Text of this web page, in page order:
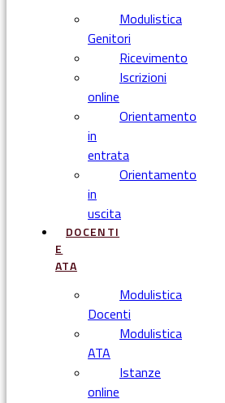
Modulistica
Genitori
Ricevimento
Iscrizioni
online
Orientamento
in
entrata
Orientamento
in
uscita
DOCENTI
E
ATA
Modulistica
Docenti
Modulistica
ATA
Istanze
online